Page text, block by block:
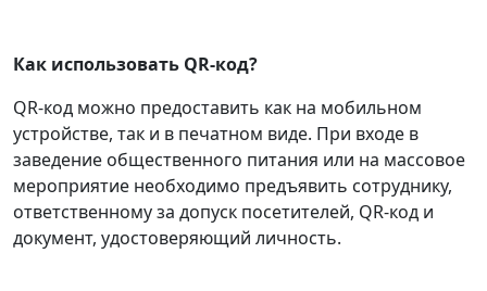
Как использовать QR-код?
QR-код можно предоставить как на мобильном
устройстве, так и в печатном виде. При входе в
заведение общественного питания или на массовое
мероприятие необходимо предъявить сотруднику,
ответственному за допуск посетителей, QR-код и
документ, удостоверяющий личность.